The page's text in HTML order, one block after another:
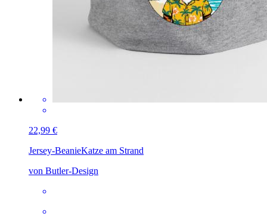
22,99 €
Jersey-BeanieKatze am Strand
von Butler-Design